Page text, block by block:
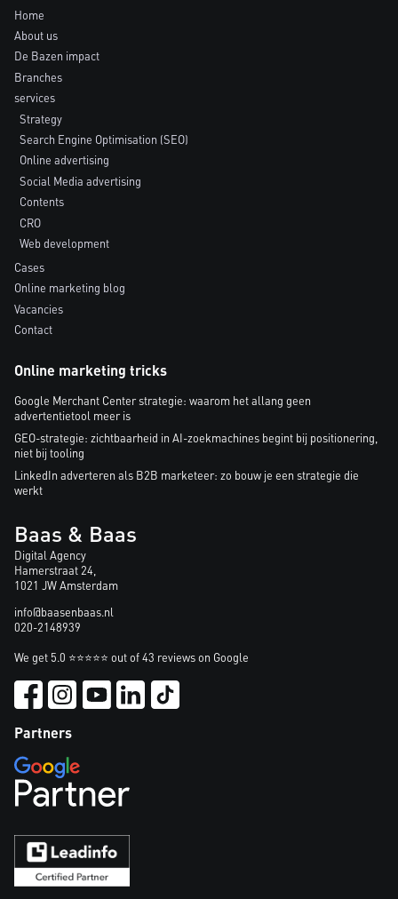
Home
About us
De Bazen impact
Branches
services
Strategy
Search Engine Optimisation (SEO)
Online advertising
Social Media advertising
Contents
CRO
Web development
Cases
Online marketing blog
Vacancies
Contact
Online marketing tricks
Google Merchant Center strategie: waarom het allang geen
advertentietool meer is
GEO-strategie: zichtbaarheid in AI-zoekmachines begint bij positionering,
niet bij tooling
LinkedIn adverteren als B2B marketeer: zo bouw je een strategie die
werkt
Baas & Baas
Digital Agency
Hamerstraat 24,
1021 JW Amsterdam
info@baasenbaas.nl
020-2148939
We get 5.0 ⭐⭐⭐⭐⭐ out of 43 reviews on Google
Partners